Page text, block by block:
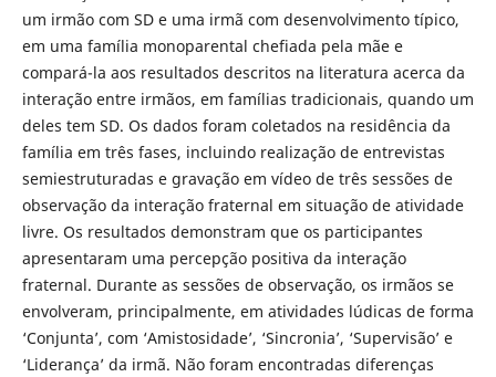
um irmão com SD e uma irmã com desenvolvimento típico,
em uma família monoparental chefiada pela mãe e
compará-la aos resultados descritos na literatura acerca da
interação entre irmãos, em famílias tradicionais, quando um
deles tem SD. Os dados foram coletados na residência da
família em três fases, incluindo realização de entrevistas
semiestruturadas e gravação em vídeo de três sessões de
observação da interação fraternal em situação de atividade
livre. Os resultados demonstram que os participantes
apresentaram uma percepção positiva da interação
fraternal. Durante as sessões de observação, os irmãos se
envolveram, principalmente, em atividades lúdicas de forma
‘Conjunta’, com ‘Amistosidade’, ‘Sincronia’, ‘Supervisão’ e
‘Liderança’ da irmã. Não foram encontradas diferenças